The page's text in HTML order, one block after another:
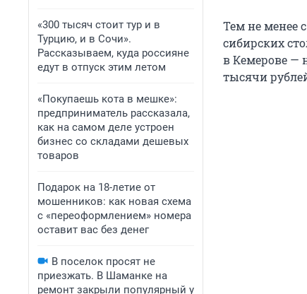
«300 тысяч стоит тур и в
Турцию, и в Сочи».
Рассказываем, куда россияне
едут в отпуск этим летом
«Покупаешь кота в мешке»:
предприниматель рассказала,
как на самом деле устроен
бизнес со складами дешевых
товаров
Подарок на 18-летие от
мошенников: как новая схема
с «переоформлением» номера
оставит вас без денег
В поселок просят не
приезжать. В Шаманке на
ремонт закрыли популярный у
Тем не менее
сибирских
в Кемерове —
тысячи